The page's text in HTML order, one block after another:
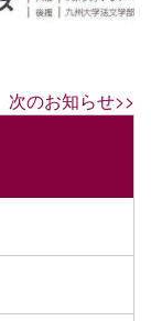
次のお知らせ>>